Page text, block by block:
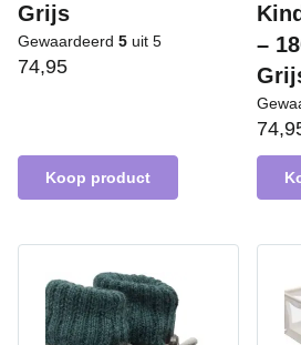
Grijs
Gewaardeerd 5 uit 5
74,95
Koop product
–